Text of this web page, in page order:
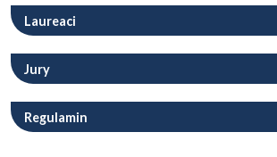
Laureaci
Jury
Regulamin